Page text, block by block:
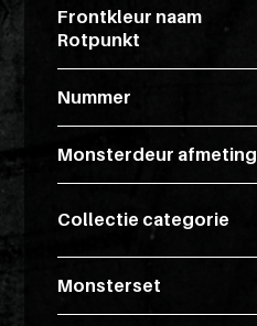
Pakketten
Glaskasten
Producten
zoeken
Login
Frontkleur naam
Rotpunkt
Nummer
Monsterdeur afmeting
Collectie categorie
Monsterset